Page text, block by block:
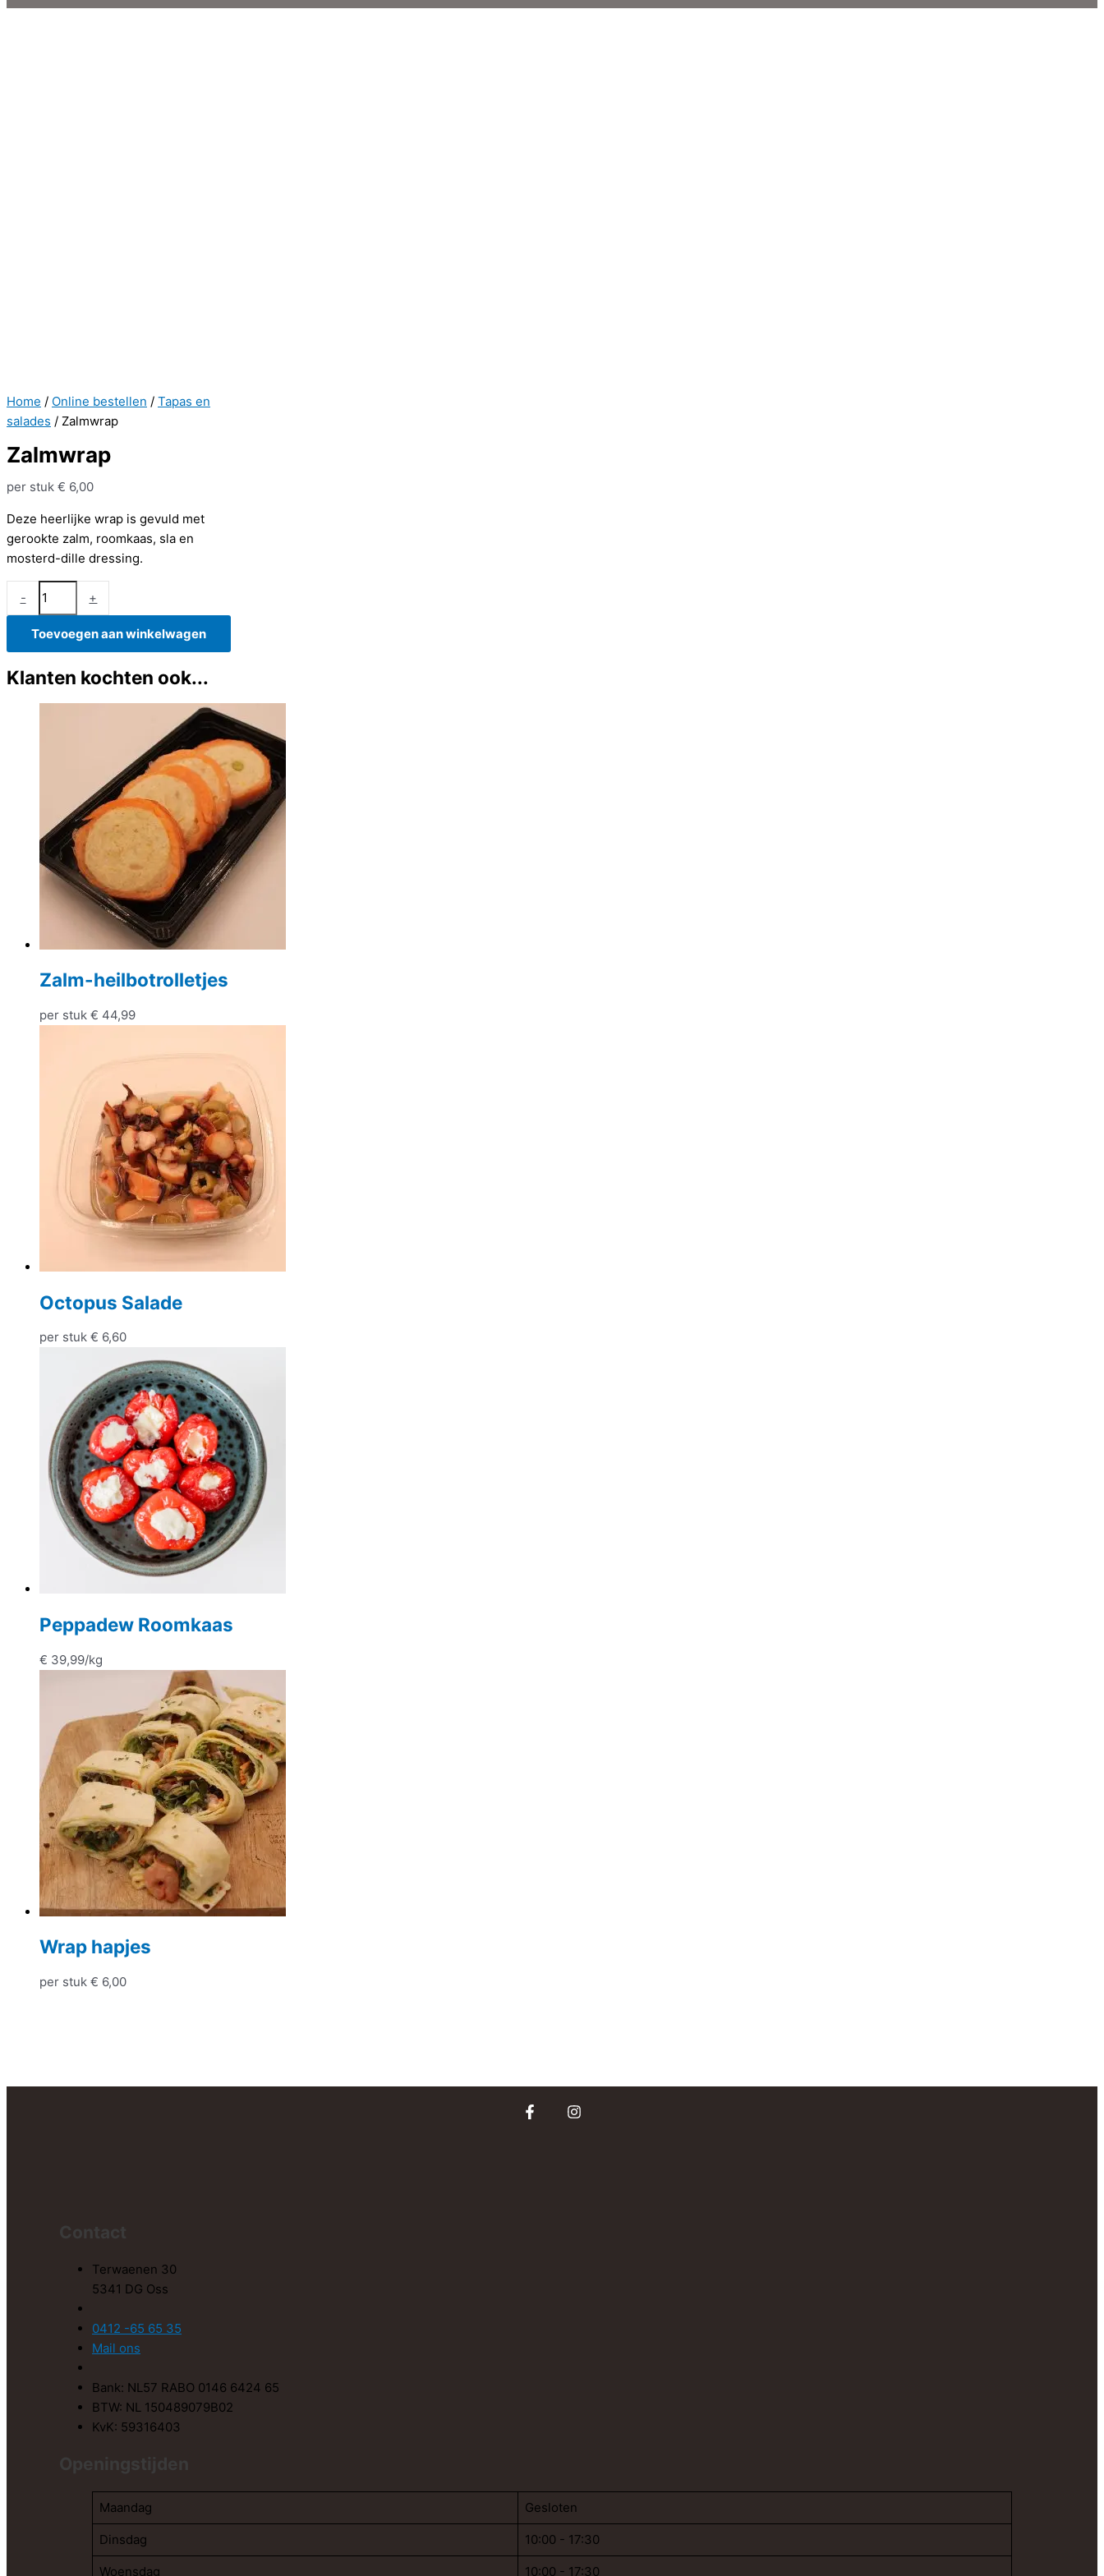
Home / Online bestellen / Tapas en
salades / Zalmwrap
Zalmwrap
per stuk € 6,00
Deze heerlijke wrap is gevuld met
gerookte zalm, roomkaas, sla en
mosterd-dille dressing.
-
Zalmwrap
+
Toevoegen aan winkelwagen
Klanten kochten ook...
Zalm-heilbotrolletjes
per stuk € 44,99
Octopus Salade
per stuk € 6,60
Peppadew Roomkaas
€ 39,99/kg
Wrap hapjes
per stuk € 6,00
Terwaenen 30
5341 DG Oss
0412 -65 65 35
Mail ons
Bank: NL57 RABO 0146 6424 65
BTW: NL 150489079B02
KvK: 59316403
Maandag Gesloten
Dinsdag 10:00 - 17:30
Woensdag 10:00 - 17:30